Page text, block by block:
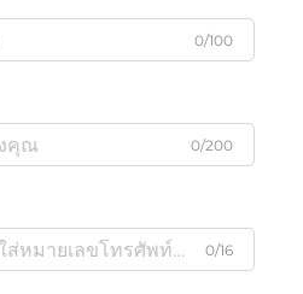
0/100
0/200
0/16